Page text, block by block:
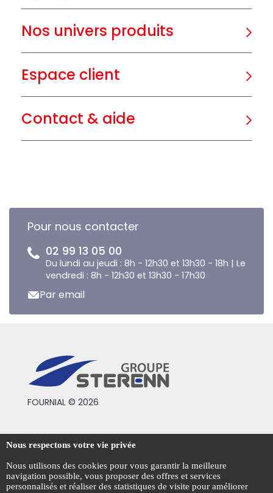
Nos univers produits
Espace client
Contact & aide
Pour nous contacter
02 99 13 05 00
Du lundi au jeudi : 8h - 12h30 et 13h30 - 18h | Le
vendredi : 8h - 12h30 et 13h30 - 17h30
Par email
FOURNIAL © 2026
Conditions générales de vente
Mentions légales
Politique de confidentialité
Nous respectons votre vie privée
Nous utilisons des cookies pour vous garantir la meilleure
navigation possible, vous proposer des offres et services
personnalisés et réaliser des statistiques de visite pour améliorer